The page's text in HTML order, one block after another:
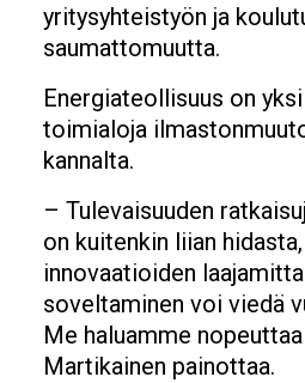
yritysyhteistyön ja
saumattomuutta.
Energiateollisuus on
toimialoja
kannalta.
– Tulevaisuuden
on kuitenkin liian
innovaatioiden
soveltaminen voi viedä
Me haluamme
Martikainen painottaa.